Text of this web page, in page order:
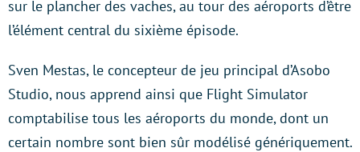
sur le plancher des vaches, au tour des aéroports d’être
l’élément central du sixième épisode.
Sven Mestas, le concepteur de jeu principal d’Asobo
Studio, nous apprend ainsi que Flight Simulator
comptabilise tous les aéroports du monde, dont un
certain nombre sont bien sûr modélisé génériquement.